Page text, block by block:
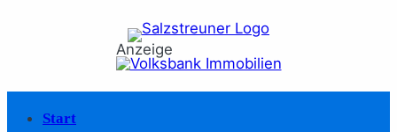
Anzeige
Start